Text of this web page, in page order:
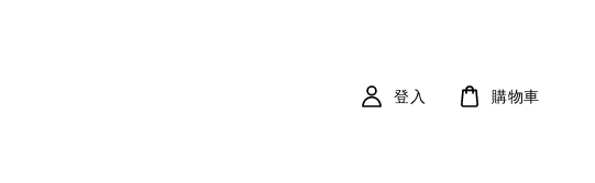
登入 購物車